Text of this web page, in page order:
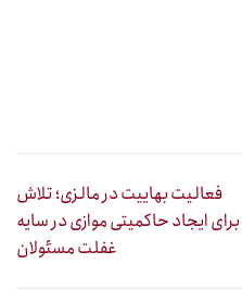
فعالیت بهاییت در مالزی؛ تلاش
برای ایجاد حاکمیتی موازی در سایه
غفلت مسئولان